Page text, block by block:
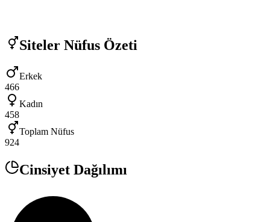
Siteler Nüfus Özeti
Erkek
466
Kadın
458
Toplam Nüfus
924
Cinsiyet Dağılımı